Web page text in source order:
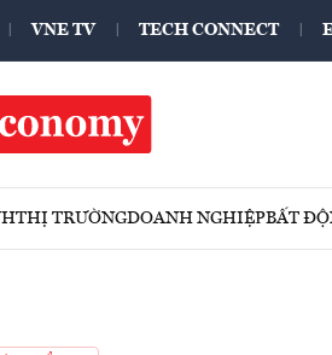
VNE TV TECH CONNECT
THỊ TRƯỜNGDOANH NGHIỆPBẤT